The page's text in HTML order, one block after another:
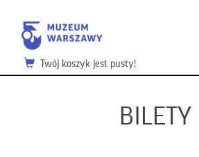
Twój koszyk jest pusty!
BILETY